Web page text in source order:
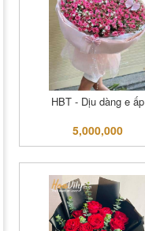
HBT - Dịu dàng e ấp
5,000,000